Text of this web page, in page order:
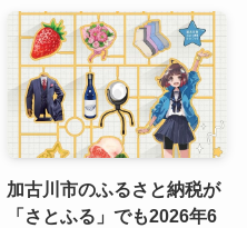
加古川市のふるさと納税が
「さとふる」でも2026年6